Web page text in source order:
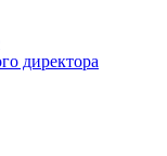
директора